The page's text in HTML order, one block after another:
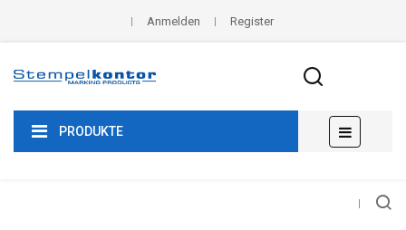
Anmelden Register
PRODUKTE
der
☰